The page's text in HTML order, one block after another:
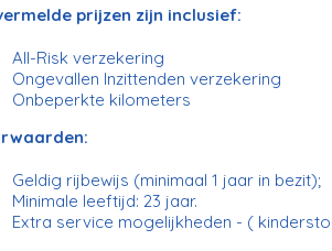
prijzen zijn inclusief:
All-Risk verzekering
Ongevallen Inzittenden verzekering
Onbeperkte kilometers
Geldig rijbewijs (minimaal 1 jaar in bezit);
Minimale leeftijd: 23 jaar.
Extra service mogelijkheden - (